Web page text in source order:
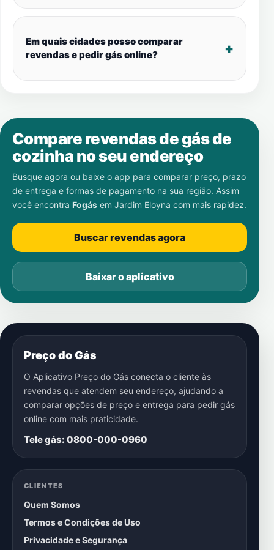
Em quais cidades posso comparar
revendas e pedir gás online?
Compare revendas de gás de
cozinha no seu endereço
Busque agora ou baixe o app para comparar preço, prazo
de entrega e formas de pagamento na sua região. Assim
você encontra Fogás em Jardim Eloyna com mais rapidez.
Buscar revendas agora
Baixar o aplicativo
Preço do Gás
O Aplicativo Preço do Gás conecta o cliente às
revendas que atendem seu endereço, ajudando a
comparar opções de preço e entrega para pedir gás
online com mais praticidade.
Tele gás: 0800-000-0960
CLIENTES
Quem Somos
Termos e Condições de Uso
Privacidade e Segurança